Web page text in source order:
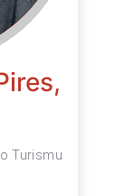
Turismu